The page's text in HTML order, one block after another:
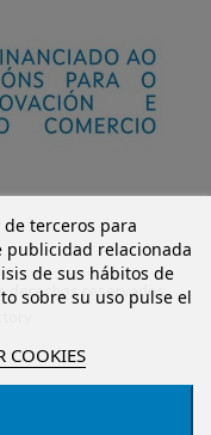
terceros para
publicidad relacionada
de sus hábitos de
sobre su uso pulse el
COOKIES
derechos reservados.